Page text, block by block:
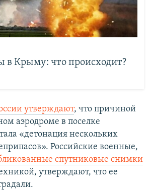
в Крыму: что происходит?
утверждают, что причиной
аэродроме в поселке
«детонация нескольких
Российские военные,
спутниковые снимки
утверждают, что ее